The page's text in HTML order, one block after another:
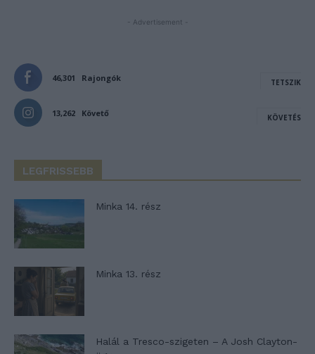
- Advertisement -
46,301 Rajongók TETSZIK
13,262 Követő KÖVETÉS
LEGFRISSEBB
Minka 14. rész
Minka 13. rész
Halál a Tresco-szigeten – A Josh Clayton-